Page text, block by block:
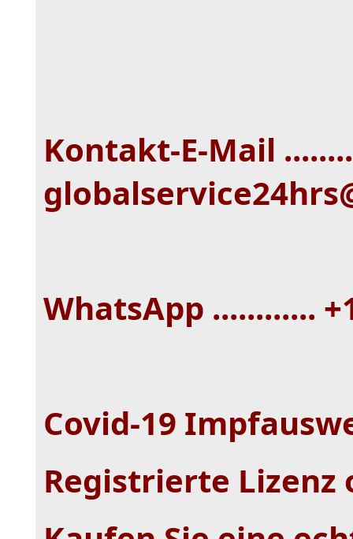
Kontakt-E-Mail ........
WhatsApp ............
Covid-19
Registrierte